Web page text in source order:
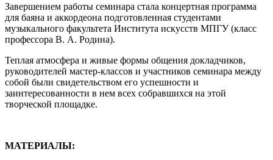
Завершением работы семинара стала концертная программа
для баяна и аккордеона подготовленная студентами
музыкального факультета Института искусств МПГУ (класс
профессора В. А. Родина).
Теплая атмосфера и живые формы общения докладчиков,
руководителей мастер-классов и участников семинара между
собой были свидетельством его успешности и
заинтересованности в нем всех собравшихся на этой
творческой площадке.
МАТЕРИАЛЫ: